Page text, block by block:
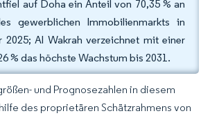
auf Doha ein Anteil von 70,35 % an
gewerblichen Immobilienmarkts in
2025; Al Wakrah verzeichnet mit einer
% das höchste Wachstum bis 2031.
und Prognosezahlen in diesem
des proprietären Schätzrahmens von